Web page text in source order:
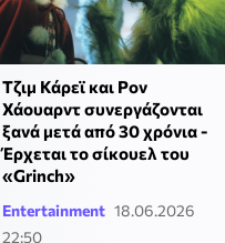
Τζιμ Κάρεϊ και Ρον
Χάουαρντ συνεργάζονται
ξανά μετά από 30 χρόνια -
Έρχεται το σίκουελ του
«Grinch»
Entertainment 18.06.2026
22:50